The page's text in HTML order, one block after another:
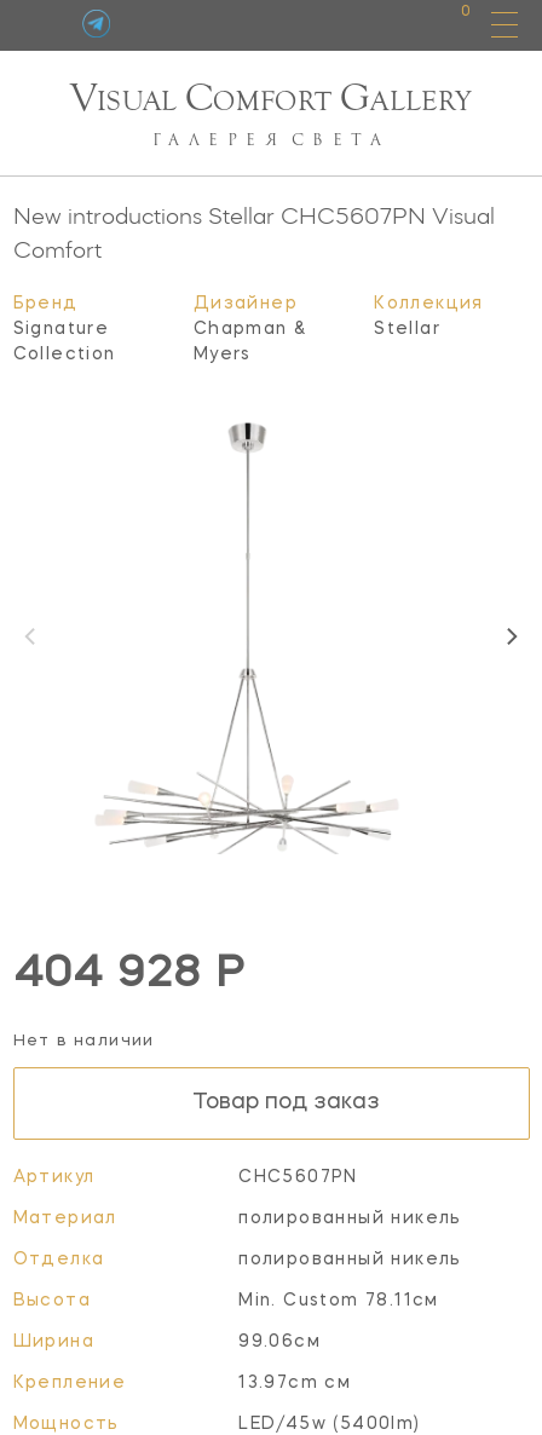
0
VISUAL COMFORT GALLERY
ГАЛЕРЕЯ СВЕТА
New introductions Stellar CHC5607PN Visual
Comfort
Бренд
Signature
Collection
Дизайнер
Chapman &
Myers
Коллекция
Stellar
404 928 Р
Нет в наличии
Товар под заказ
Артикул CHC5607PN
Материал полированный никель
Отделка полированный никель
Высота Min. Custom 78.11см
Ширина 99.06см
Крепление 13.97cm см
Мощность LED/45w (5400lm)